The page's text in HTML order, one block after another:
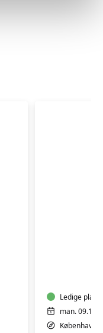
Ledige
man.
København V